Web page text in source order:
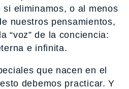
eliminamos, o al menos
nuestros pensamientos,
“voz” de la conciencia:
e infinita.
que nacen en el
debemos practicar. Y